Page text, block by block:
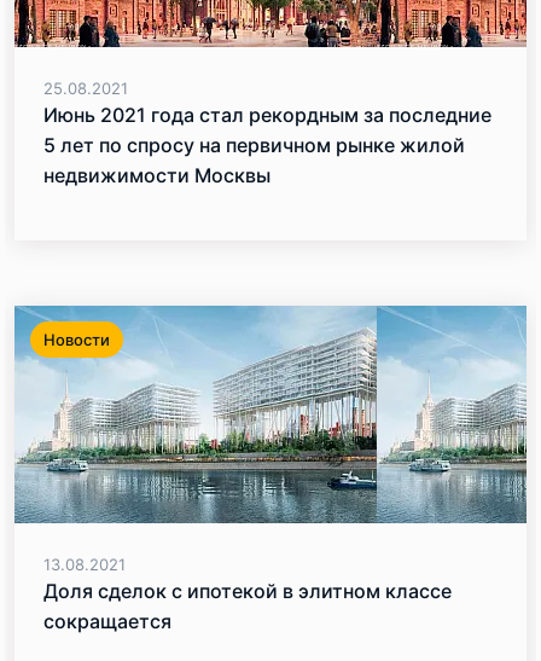
25.08.2021
Июнь 2021 года стал рекордным за последние
5 лет по спросу на первичном рынке жилой
недвижимости Москвы
Новости
13.08.2021
Доля сделок с ипотекой в элитном классе
сокращается